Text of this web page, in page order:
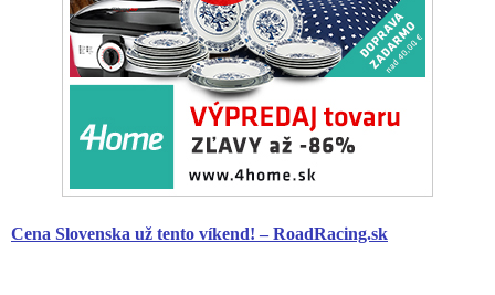
Cena Slovenska už tento víkend! – RoadRacing.sk